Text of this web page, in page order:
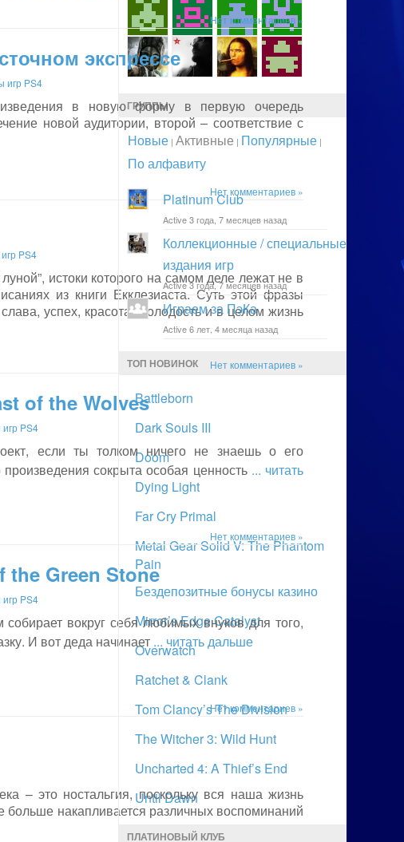
Нет комментариев »
экспрессе
игр PS4
в новую форму в первую очередь
новой аудитории, второй – соответствие с
Нет комментариев »
PS4
истоки которого на самом деле лежат не в
из книги Екклезиаста. Суть этой фразы
успех, красота, молодость и в целом жизнь
Нет комментариев »
of the Wolves
PS4
если ты толком ничего не знаешь о его
сокрыта особая ценность ... читать
Нет комментариев »
the Green Stone
PS4
вокруг себя любимых внуков для того,
И вот деда начинает ... читать дальше
Нет комментариев »
– это ностальгия, поскольку вся наша жизнь
больше накапливается различных воспоминаний
ГРУППЫ
Новые | Активные | Популярные |
По алфавиту
Platinum Club
Active 3 года, 7 месяцев назад
Коллекционные / специальные
издания игр
Active 3 года, 7 месяцев назад
Играем за ПэКа
Active 6 лет, 4 месяца назад
ТОП НОВИНОК
Battleborn
Dark Souls III
Doom
Dying Light
Far Cry Primal
Metal Gear Solid V: The Phantom
Pain
Бездепозитные бонусы казино
Mirror’s Edge Catalyst
Overwatch
Ratchet & Clank
Tom Clancy’s The Division
The Witcher 3: Wild Hunt
Uncharted 4: A Thief’s End
Until Dawn
ПЛАТИНОВЫЙ КЛУБ